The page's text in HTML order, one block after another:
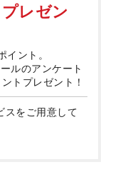
レゼン
ント。
ルのアンケート
トプレゼント！
スをご用意して